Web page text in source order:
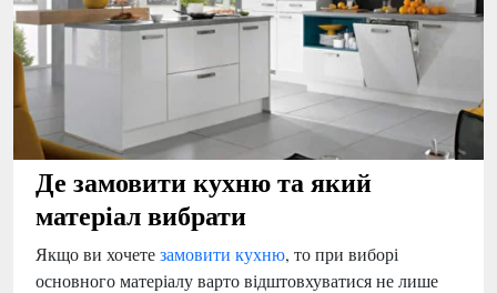
Де замовити кухню та який
матеріал вибрати
Якщо ви хочетезамовити кухню, то при виборі
основного матеріалу варто відштовхуватися не лише